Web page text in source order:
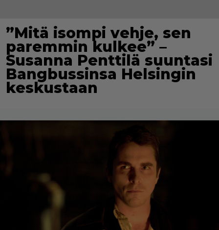
”Mitä isompi vehje, sen
paremmin kulkee” –
Susanna Penttilä suuntasi
Bangbussinsa Helsingin
keskustaan